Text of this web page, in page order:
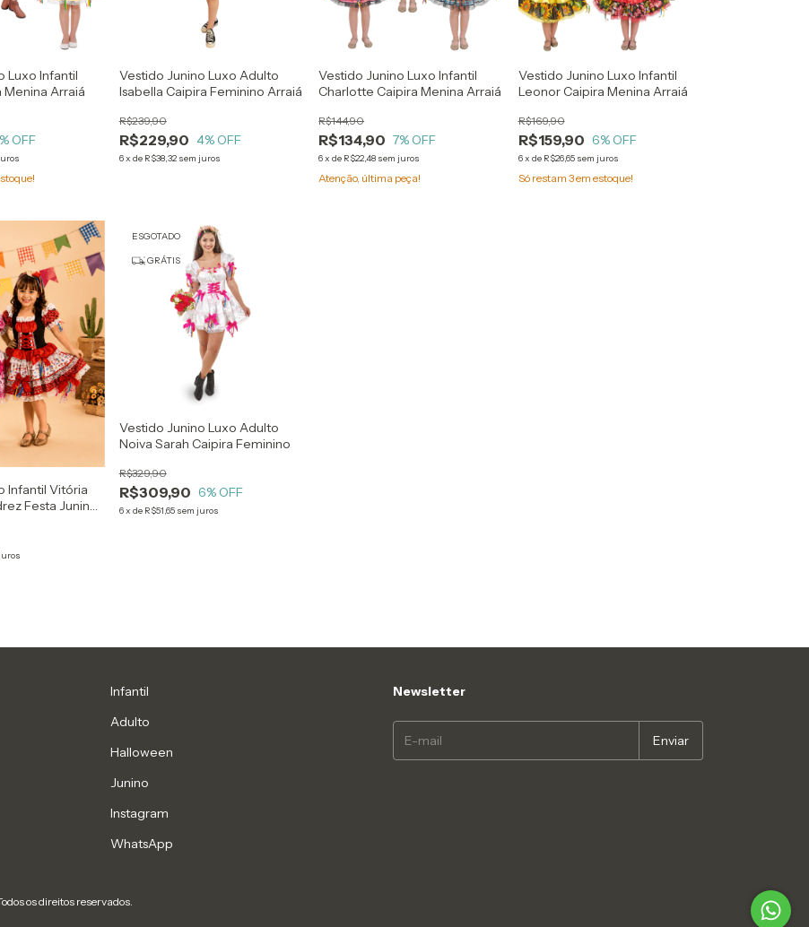
Luxo Infantil
Menina Arraiá
% OFF
Vestido Junino Luxo Adulto
Isabella Caipira Feminino Arraiá
R$229,90
R$239,90
4% OFF
6x de R$38,32 sem juros
Vestido Junino Luxo Infantil
Charlotte Caipira Menina Arraiá
R$134,90
R$144,90
7% OFF
6xde R$22,48 sem juros
Atenção, última peça!
Vestido Junino Luxo Infantil
Leonor Caipira Menina Arraiá
R$159,90
R$169,90
6% OFF
6x de R$26,65 sem juros
Só restam 3em estoque!
Infantil Vitória
Festa Junina
ESGOTADO
GRÁTIS
Vestido Junino Luxo Adulto
Noiva Sarah Caipira Feminino
R$309,90
R$329,90
6% OFF
6x de R$51,65 sem juros
Infantil
Adulto
Halloween
Junino
Instagram
WhatsApp
Newsletter
os direitos reservados.